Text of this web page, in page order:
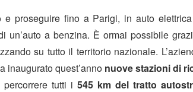
e proseguire fino a Parigi, in auto
un’auto a benzina. È ormai possibile
su tutto il territorio nazionale.
inaugurato quest’anno nuove stazioni di
tutti i 545 km del tratto